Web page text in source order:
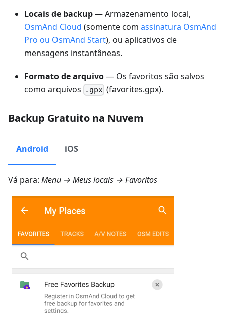
Locais de backup— Armazenamento local,
OsmAnd Cloud (somente com assinatura OsmAnd
Pro ou OsmAnd Start), ou aplicativos de
mensagens instantâneas.
Formato de arquivo— Os favoritos são salvos
como arquivos
.gpx (favorites.gpx).
Backup Gratuito na Nuvem
Android iOS
Vá para: Menu → Meus locais → Favoritos